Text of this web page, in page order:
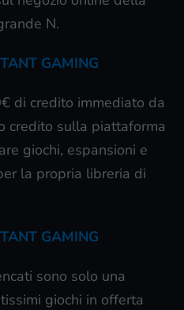
N.
GAMING
di credito immediato da
credito sulla piattaforma
giochi, espansioni e
la propria libreria di
GAMING
sono solo una
giochi in offerta